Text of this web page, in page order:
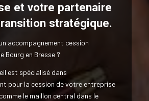
et votre partenaire
stratégique.
accompagnement cession
Bourg en Bresse ?
est spécialisé dans
pour la cession de votre entreprise
le maillon central dans le